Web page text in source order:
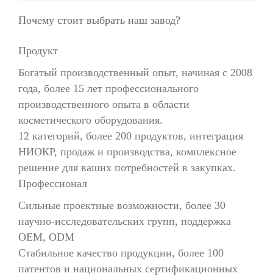
Почему стоит выбрать наш завод?
Продукт
Богатый производственный опыт, начиная с 2008
года, более 15 лет профессионального
производственного опыта в области
косметического оборудования.
12 категорий, более 200 продуктов, интеграция
НИОКР, продаж и производства, комплексное
решение для ваших потребностей в закупках.
Профессионал
Сильные проектные возможности, более 30
научно-исследовательских групп, поддержка
OEM, ODM
Стабильное качество продукции, более 100
патентов и национальных сертификационных